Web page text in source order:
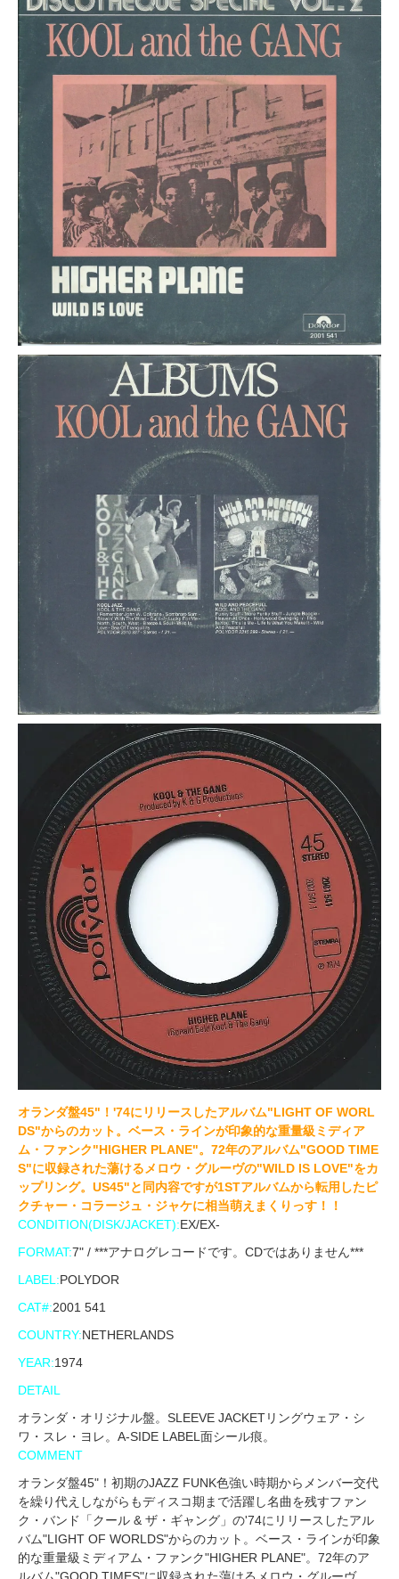
オランダ盤45"！'74にリリースしたアルバム"LIGHT OF WORL
DS"からのカット。ベース・ラインが印象的な重量級ミディア
ム・ファンク"HIGHER PLANE"。72年のアルバム"GOOD TIME
S"に収録された蕩けるメロウ・グルーヴの"WILD IS LOVE"をカ
ップリング。US45"と同内容ですが1STアルバムから転用したピ
クチャー・コラージュ・ジャケに相当萌えまくりっす！！
CONDITION(DISK/JACKET):EX/EX-
FORMAT:7" / ***アナログレコードです。CDではありません***
LABEL:POLYDOR
CAT#:2001 541
COUNTRY:NETHERLANDS
YEAR:1974
DETAIL
オランダ・オリジナル盤。SLEEVE JACKETリングウェア・シ
ワ・スレ・ヨレ。A-SIDE LABEL面シール痕。
COMMENT
オランダ盤45"！初期のJAZZ FUNK色強い時期からメンバー交代
を繰り代えしながらもディスコ期まで活躍し名曲を残すファン
ク・バンド「クール & ザ・ギャング」の'74にリリースしたアル
バム"LIGHT OF WORLDS"からのカット。ベース・ラインが印象
的な重量級ミディアム・ファンク"HIGHER PLANE"。72年のア